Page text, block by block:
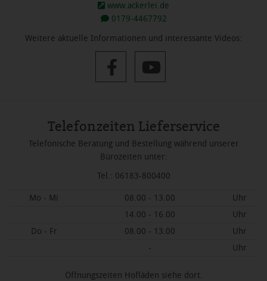
www.ackerlei.de
0179-4467792
Weitere aktuelle Informationen und interessante Videos:
Telefonzeiten Lieferservice
Telefonische Beratung und Bestellung während unserer
Bürozeiten unter:
Tel.: 06183-800400
Mo - Mi 08.00 - 13.00
Uhr
14.00 - 16.00
Uhr
Do - Fr
08.00 - 13.00
Uhr
-
Uhr
Öffnungszeiten Hofläden siehe dort.